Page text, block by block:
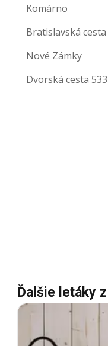
Komárno
Bratislavská cesta
Nové Zámky
Dvorská cesta
Ďalšie letáky